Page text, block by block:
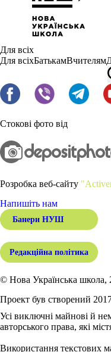
Для всіх
Для всіхБатькамВчителям
Стокові фото від
Розробка веб-сайту
Напишіть нам
Банери НУШ
Редакційна політика
© Нова Українська школа,
Проект був створений
Усі виключні майнові й
авторського права, які
Використання текстових